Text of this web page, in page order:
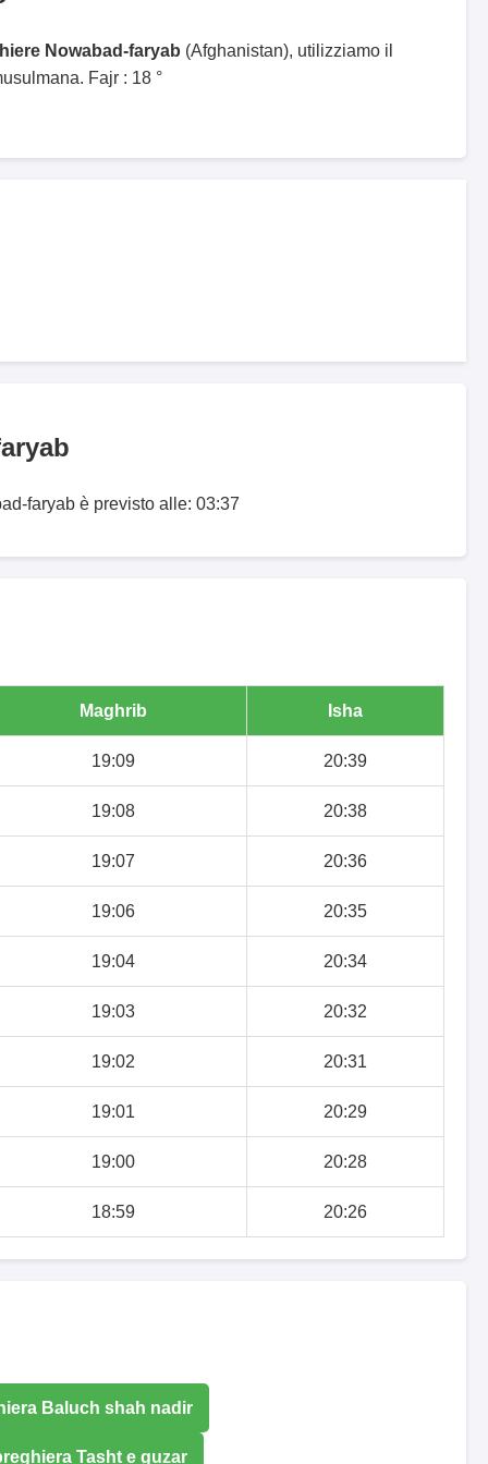
Nowabad-faryab (Afghanistan), utilizziamo il
Fajr : 18 °
faryab è previsto alle: 03:37
Maghrib Isha
19:09 20:39
19:08 20:38
19:07 20:36
19:06 20:35
19:04 20:34
19:03 20:32
19:02 20:31
19:01 20:29
19:00 20:28
18:59 20:26
Baluch shah nadir
Tasht e guzar